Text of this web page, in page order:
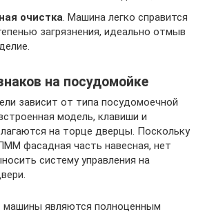
очистка. Машина легко справится
загрязнения, идеально отмыв
на посудомойке
зависит от типа посудомоечной
модель, клавиши и
на торце дверцы. Поскольку
фасадная часть навесная, нет
систему управления на
являются полноценным